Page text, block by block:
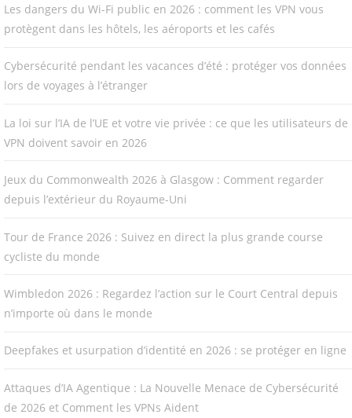
Les dangers du Wi-Fi public en 2026 : comment les VPN vous
protègent dans les hôtels, les aéroports et les cafés
Cybersécurité pendant les vacances d’été : protéger vos données
lors de voyages à l’étranger
La loi sur l’IA de l’UE et votre vie privée : ce que les utilisateurs de
VPN doivent savoir en 2026
Jeux du Commonwealth 2026 à Glasgow : Comment regarder
depuis l’extérieur du Royaume-Uni
Tour de France 2026 : Suivez en direct la plus grande course
cycliste du monde
Wimbledon 2026 : Regardez l’action sur le Court Central depuis
n’importe où dans le monde
Deepfakes et usurpation d’identité en 2026 : se protéger en ligne
Attaques d’IA Agentique : La Nouvelle Menace de Cybersécurité
de 2026 et Comment les VPNs Aident